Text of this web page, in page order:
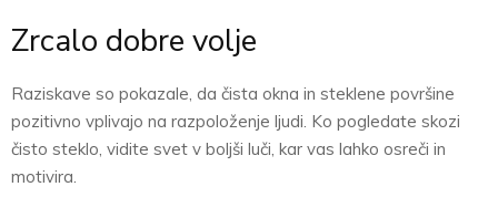
Zrcalo dobre volje
Raziskave so pokazale, da čista okna in steklene površine
pozitivno vplivajo na razpoloženje ljudi. Ko pogledate skozi
čisto steklo, vidite svet v boljši luči, kar vas lahko osreči in
motivira.